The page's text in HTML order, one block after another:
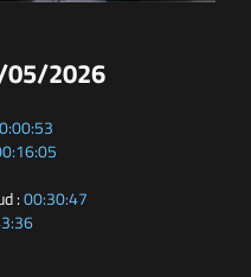
05/2026
:00:30:47